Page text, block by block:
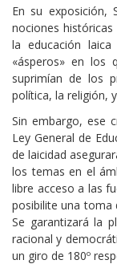
En su exposición,
nociones
la educación
«ásperos» en los
suprimían de los
política, la religión,
Sin embargo, ese
Ley General de
de laicidad
los temas en el
libre acceso a las
posibilite una toma
Se garantizará la
racional y
un giro de 180º